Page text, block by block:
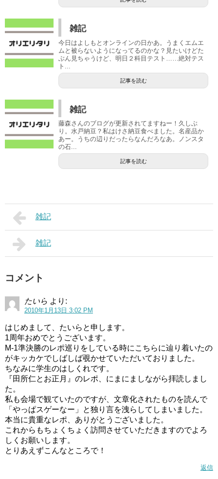
雑記
今日はよしもとオンラインの日かあ。うまくエムエ
ムと被らないようになってるのかな？見たいけどた
ぶん見ちゃうけど、明日２科目テスト……絶対テス
ト...
記事を読む
雑記
藤森さんのブログが更新されてますねー！久しぶ
り。水戸納豆？私はけさ納豆食べました。名産品か
あー。うちの辺りだったらなんだろなあ。ノンスタ
の石...
記事を読む
雑記
雑記
コメント
たいら より:
2010年1月13日 3:02 PM
はじめまして、たいらと申します。
1周年おめでとうございます。
M-1準決勝のレポ巡りをしている時にこちらに辿り着いたの
がキッカケでしばしば覗かせていただいておりました。
ちなみに学生のはしくれです。
『田所仁とお正月』のレポ、にまにましながら拝読しまし
た。
私も会場で観ていたのですが、文章化されたものを読んで
「やっぱスゲーなー」と独り言を洩らしてしまいました。
本当に貴重なレポ、ありがとうございました。
これからもちょくちょく訪問させていただきますのでよろ
しくお願いします。
とりあえずこんなところで！
返信